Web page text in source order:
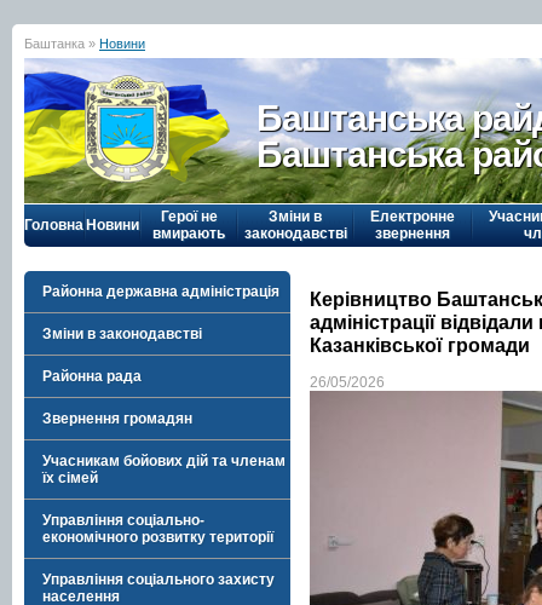
Баштанка » Новини
Баштанська
Баштанська
Головна Новини
Герої не
вмирають
Зміни в
законодавстві
Електронне
звернення
Районна державна адміністрація
Зміни в законодавстві
Районна рада
Звернення громадян
Учасникам бойових дій та членам
їх сімей
Управління соціально-
економічного розвитку території
Управління соціального захисту
населення
Керівництво
адміністрації
Казанківської громади
26/05/2026